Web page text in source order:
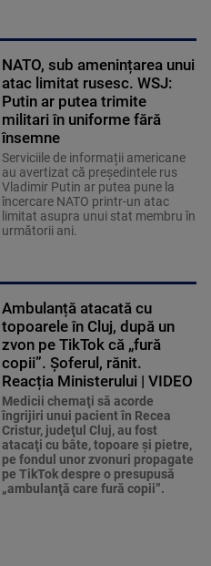
NATO, sub amenințarea unui
atac limitat rusesc. WSJ:
Putin ar putea trimite
militari în uniforme fără
însemne
Serviciile de informații americane
au avertizat că președintele rus
Vladimir Putin ar putea pune la
încercare NATO printr-un atac
limitat asupra unui stat membru în
următorii ani.
Ambulanță atacată cu
topoarele în Cluj, după un
zvon pe TikTok că „fură
copii”. Șoferul, rănit.
Reacția Ministerului | VIDEO
Medicii chemaţi să acorde
îngrijiri unui pacient în Recea
Cristur, judeţul Cluj, au fost
atacaţi cu bâte, topoare şi pietre,
pe fondul unor zvonuri propagate
pe TikTok despre o presupusă
„ambulanţă care fură copii”.